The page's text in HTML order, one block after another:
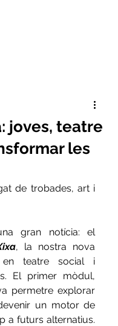
joves, teatre
les
de trobades, art i
gran notícia: el
, la nostra nova
en teatre social i
permetre explorar
un motor de
a futurs alternatius.